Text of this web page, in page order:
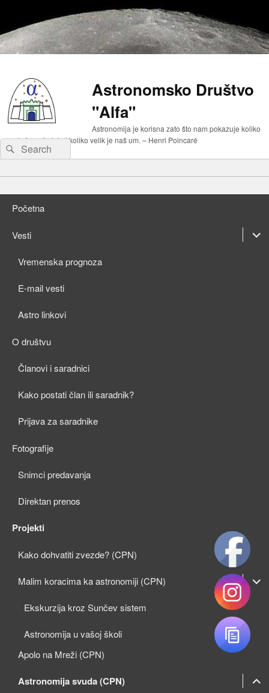
Astronomsko Društvo
"Alfa"
Astronomija je korisna zato što nam pokazuje koliko
malo je naše telo i koliko velik je naš um. – Henri Poincaré
Search
for:
Search
menuSkip
content
Skip
to
Početna
Vesti
Vremenska prognoza
E-mail vesti
Astro linkovi
O društvu
Članovi i saradnici
Kako postati član ili saradnik?
Prijava za saradnike
Fotografije
Snimci predavanja
Direktan prenos
Projekti
Kako dohvatiti zvezde? (CPN)
Malim koracima ka astronomiji (CPN)
child
menu
Ekskurzija kroz Sunčev sistem
Astronomija u vašoj školi
Apolo na Mreži (CPN)
Astronomija svuda (CPN)